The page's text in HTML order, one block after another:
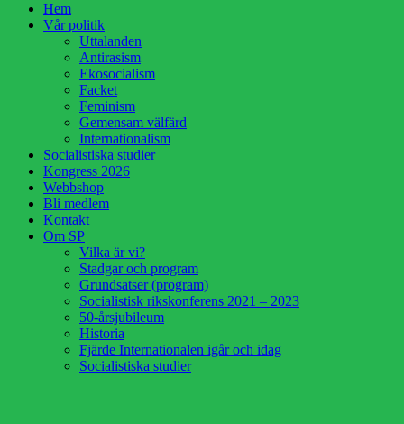
Hem
Vår politik
Uttalanden
Antirasism
Ekosocialism
Facket
Feminism
Gemensam välfärd
Internationalism
Socialistiska studier
Kongress 2026
Webbshop
Bli medlem
Kontakt
Om SP
Vilka är vi?
Stadgar och program
Grundsatser (program)
Socialistisk rikskonferens 2021 – 2023
50-årsjubileum
Historia
Fjärde Internationalen igår och idag
Socialistiska studier